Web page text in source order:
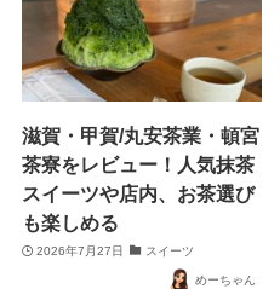
滋賀・甲賀/丸安茶業・頓宮
茶寮をレビュー！人気抹茶
スイーツや店内、お茶選び
も楽しめる
2026年7月27日 スイーツ
めーちゃん